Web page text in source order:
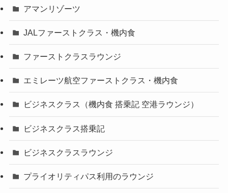
アマンリゾーツ
JALファーストクラス・機内食
ファーストクラスラウンジ
エミレーツ航空ファーストクラス・機内食
ビジネスクラス（機内食 搭乗記 空港ラウンジ）
ビジネスクラス搭乗記
ビジネスクラスラウンジ
プライオリティパス利用のラウンジ